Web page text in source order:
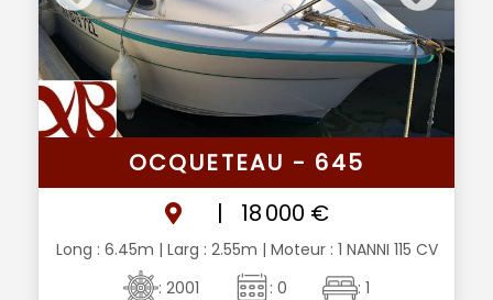
OCQUETEAU - 645
|
18 000 €
Long : 6.45m | Larg : 2.55m | Moteur : 1 NANNI 115 CV
: 2001
: 0 : 1